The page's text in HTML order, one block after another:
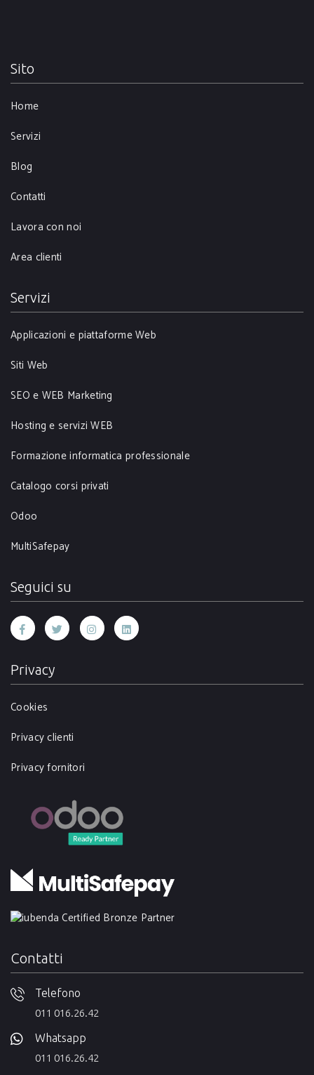
Sito
Home
Servizi
Blog
Contatti
Lavora con noi
Area clienti
Servizi
Applicazioni e piattaforme Web
Siti Web
SEO e WEB Marketing
Hosting e servizi WEB
Formazione informatica professionale
Catalogo corsi privati
Odoo
MultiSafepay
Seguici su
Privacy
Cookies
Privacy clienti
Privacy fornitori
Contatti
Telefono
011 016.26.42
Whatsapp
011 016.26.42